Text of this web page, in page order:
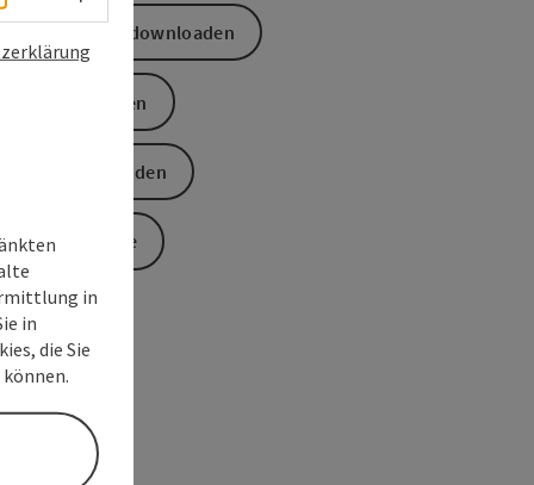
GPS Daten downloaden
PDF erstellen
Anfrage senden
Zur Website
in
in
die Sie